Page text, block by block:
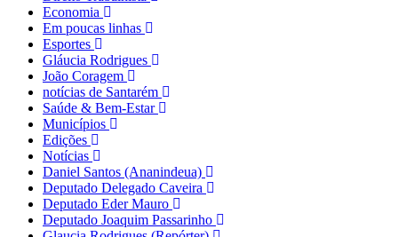
Economia
Em poucas linhas
Esportes
Gláucia Rodrigues
João Coragem
notícias de Santarém
Saúde & Bem-Estar
Municípios
Edições
Notícias
Daniel Santos (Ananindeua)
Deputado Delegado Caveira
Deputado Eder Mauro
Deputado Joaquim Passarinho